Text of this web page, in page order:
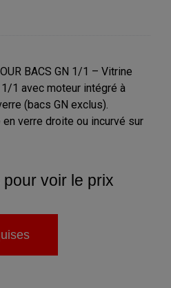
BACS GN 1/1 – Vitrine
1 avec moteur intégré à
(bacs GN exclus).
verre droite ou incurvé sur
voir le prix